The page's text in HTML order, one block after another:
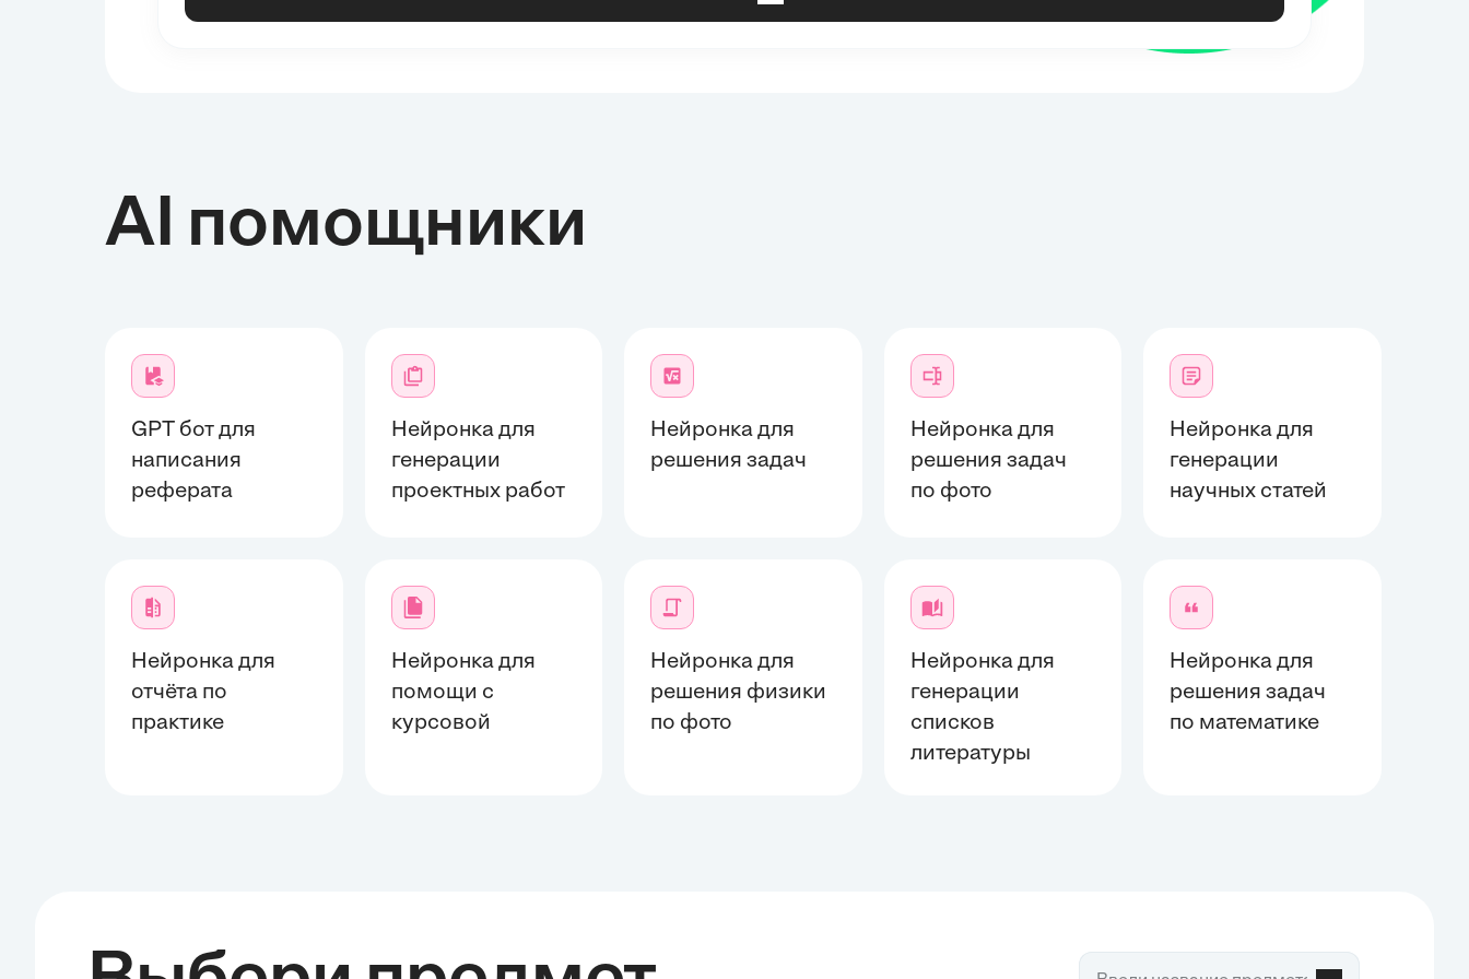
AI помощники
GPT бот для
написания
реферата
Нейронка для
генерации
проектных работ
Нейронка для
решения задач
Нейронка для
решения задач
по фото
Нейронка для
генерации
научных статей
Нейронка для
отчёта по
практике
Нейронка для
помощи с
курсовой
Нейронка для
решения физики
по фото
Нейронка для
генерации
списков
литературы
Нейронка для
решения задач
по математике